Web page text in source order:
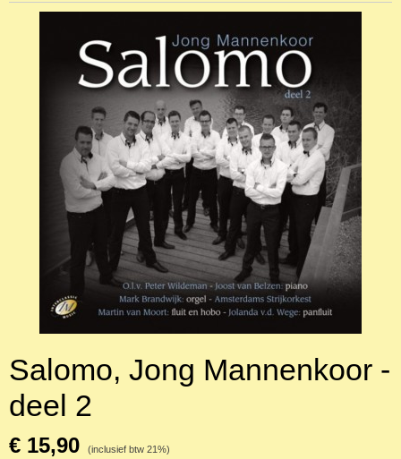
Salomo, Jong Mannenkoor -
deel 2
€ 15,90 (inclusief btw 21%)